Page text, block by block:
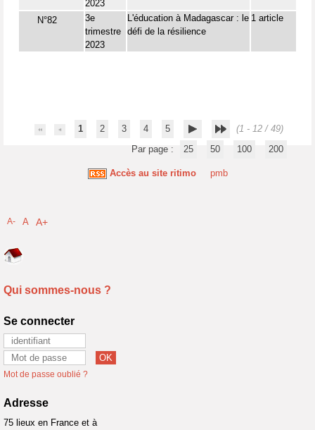
2023
N°82
3e
trimestre
2023
L'éducation à Madagascar : le
défi de la résilience
1 article
1 2 3 4 5
(1 - 12 / 49)
Par page :
25 50 100 200
Accès au site ritimo pmb
A- A A+
Qui sommes-nous ?
Se connecter
Mot de passe oublié ?
Adresse
75 lieux en France et à